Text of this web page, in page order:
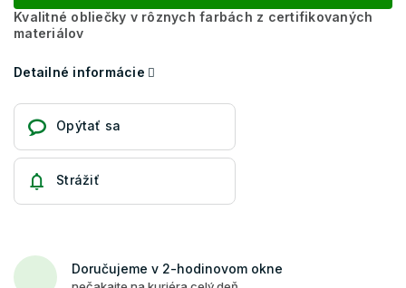
Kvalitné obliečky v rôznych farbách z certifikovaných
materiálov
Detailné informácie
Opýtať sa
Strážiť
Doručujeme v 2-hodinovom okne